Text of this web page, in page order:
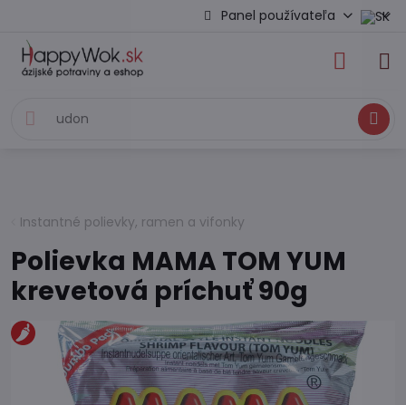
Panel používateľa
Hľadať
Instantné polievky, ramen a vifonky
Polievka MAMA TOM YUM
krevetová príchuť 90g